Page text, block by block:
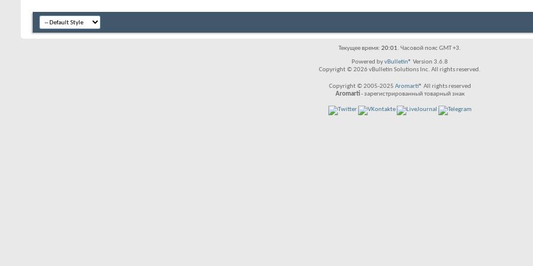
Текущее время: 20:01. Часовой пояс GMT +3.
Powered byvBulletin® Version 3.6.8
Copyright © 2026 vBulletin Solutions Inc. All rights reserved.
Copyright © 2005-2025 Aromarti® All rights reserved
Aromarti- зарегистрированный товарный знак